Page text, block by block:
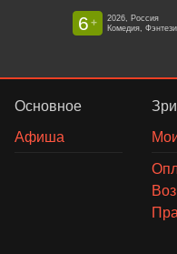
6 +
2026, Россия
Комедия,
Основное
Афиша